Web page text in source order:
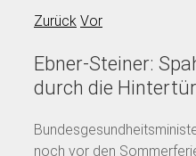
Zurück Vor
Ebner-Steiner:
durch die
noch vor den